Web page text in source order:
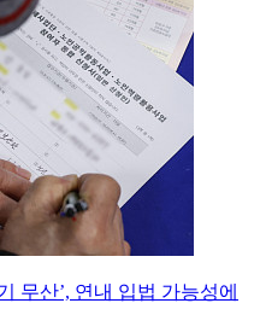
무산’, 연내 입법 가능성에